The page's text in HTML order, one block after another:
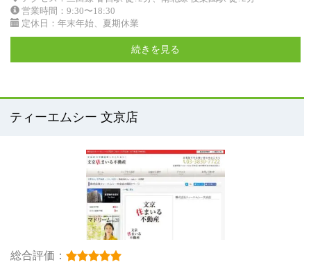
営業時間：9:30〜18:30
定休日：年末年始、夏期休業
続きを見る
ティーエムシー 文京店
総合評価：